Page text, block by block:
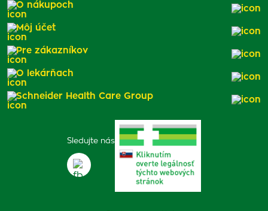
Sledujte nás
O nákupoch
Môj účet
Pre zákazníkov
O lekárňach
Schneider Health Care Group